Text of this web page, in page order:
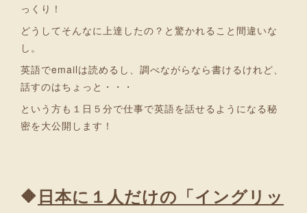
っくり！
どうしてそんなに上達したの？と驚かれること間違いな
し。
英語でemailは読めるし、調べながらなら書けるけれど、
話すのはちょっと・・・
という方も１日５分で仕事で英語を話せるようになる秘
密を大公開します！
🔶日本に１人だけの「イングリッ